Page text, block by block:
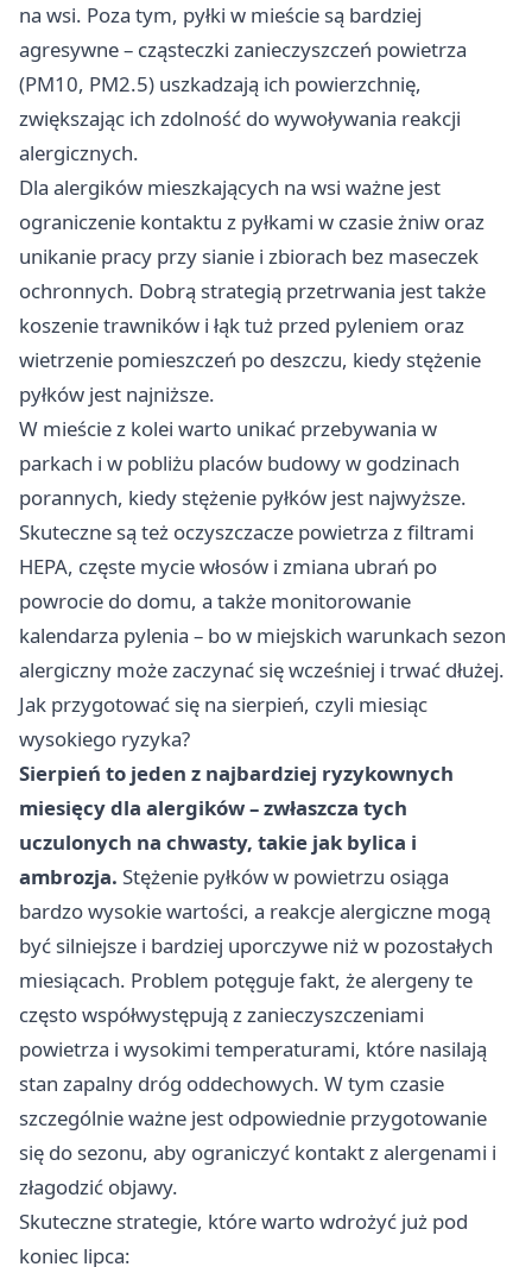
na wsi. Poza tym, pyłki w mieście są bardziej
agresywne – cząsteczki zanieczyszczeń powietrza
(PM10, PM2.5) uszkadzają ich powierzchnię,
zwiększając ich zdolność do wywoływania reakcji
alergicznych.
Dla alergików mieszkających na wsi ważne jest
ograniczenie kontaktu z pyłkami w czasie żniw oraz
unikanie pracy przy sianie i zbiorach bez maseczek
ochronnych. Dobrą strategią przetrwania jest także
koszenie trawników i łąk tuż przed pyleniem oraz
wietrzenie pomieszczeń po deszczu, kiedy stężenie
pyłków jest najniższe.
W mieście z kolei warto unikać przebywania w
parkach i w pobliżu placów budowy w godzinach
porannych, kiedy stężenie pyłków jest najwyższe.
Skuteczne są też oczyszczacze powietrza z filtrami
HEPA, częste mycie włosów i zmiana ubrań po
powrocie do domu, a także monitorowanie
kalendarza pylenia – bo w miejskich warunkach sezon
alergiczny może zaczynać się wcześniej i trwać dłużej.
Jak przygotować się na sierpień, czyli miesiąc
wysokiego ryzyka?
Sierpień to jeden z najbardziej ryzykownych
miesięcy dla alergików – zwłaszcza tych
uczulonych na chwasty, takie jak bylica i
ambrozja. Stężenie pyłków w powietrzu osiąga
bardzo wysokie wartości, a reakcje alergiczne mogą
być silniejsze i bardziej uporczywe niż w pozostałych
miesiącach. Problem potęguje fakt, że alergeny te
często współwystępują z zanieczyszczeniami
powietrza i wysokimi temperaturami, które nasilają
stan zapalny dróg oddechowych. W tym czasie
szczególnie ważne jest odpowiednie przygotowanie
się do sezonu, aby ograniczyć kontakt z alergenami i
złagodzić objawy.
Skuteczne strategie, które warto wdrożyć już pod
koniec lipca: